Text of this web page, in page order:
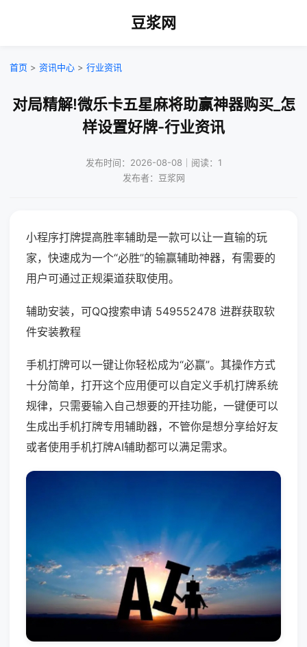
豆浆网
首页 > 资讯中心 > 行业资讯
对局精解!微乐卡五星麻将助赢神器购买_怎
样设置好牌-行业资讯
发布时间：2026-08-08｜阅读：1
发布者：豆浆网
小程序打牌提高胜率辅助是一款可以让一直输的玩
家，快速成为一个“必胜”的输赢辅助神器，有需要的
用户可通过正规渠道获取使用。
辅助安装，可QQ搜索申请 549552478 进群获取软
件安装教程
手机打牌可以一键让你轻松成为“必赢”。其操作方式
十分简单，打开这个应用便可以自定义手机打牌系统
规律，只需要输入自己想要的开挂功能，一键便可以
生成出手机打牌专用辅助器，不管你是想分享给好友
或者使用手机打牌AI辅助都可以满足需求。